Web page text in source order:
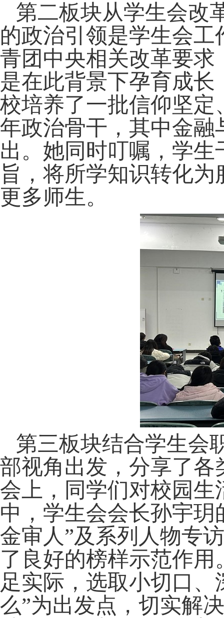
第二板块从学生会改
的政治引领是学生会
青团中央相关改革要
是在此背景下孕育成
校培养了一批信仰坚
年政治骨干，其中金
出。她同时叮嘱，学
旨，将所学知识转化
更多师生。
第三板块结合学生会
部视角出发，分享了
会上，同学们对校园
中，学生会会长孙宇
金审人”及系列人物专
了良好的榜样示范作
足实际，选取小切口
么”为出发点，切实解